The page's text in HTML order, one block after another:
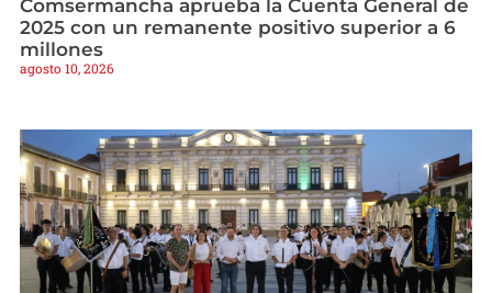
Comsermancha aprueba la Cuenta General de
2025 con un remanente positivo superior a 6
millones
agosto 10, 2026